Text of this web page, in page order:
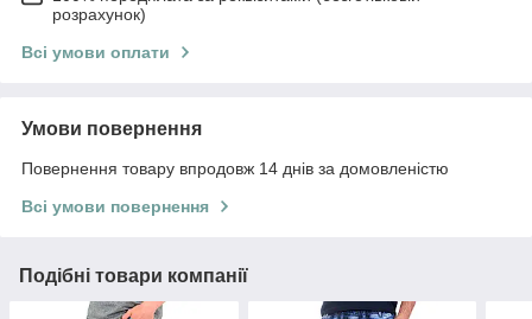
розрахунок)
Всі умови оплати
Умови повернення
Повернення товару впродовж 14 днів за домовленістю
Всі умови повернення
Подібні товари компанії